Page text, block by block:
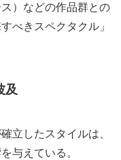
）などの作品群との
べきスペクタクル」
及
立したスタイルは、
与えている。